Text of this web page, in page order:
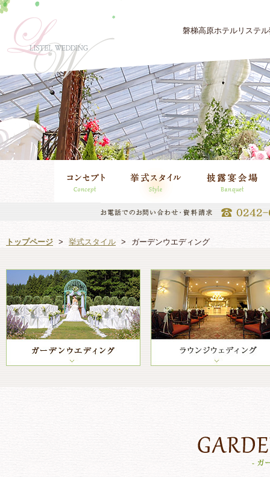
磐梯高原ホテルリステ
リステルウエディ 挙式スタイル 披露宴会場
トップページ > 挙式スタイル > ガーデンウエディング